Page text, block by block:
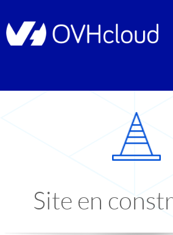
Site en